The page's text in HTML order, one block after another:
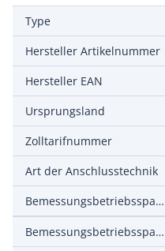
Type
Hersteller Artikelnummer
Hersteller EAN
Ursprungsland
Zolltarifnummer
Art der Anschlusstechnik
Bemessungsbetriebsspannung Ue bei AC 50 Hz
Bemessungsbetriebsspannung Ue bei AC 60 Hz